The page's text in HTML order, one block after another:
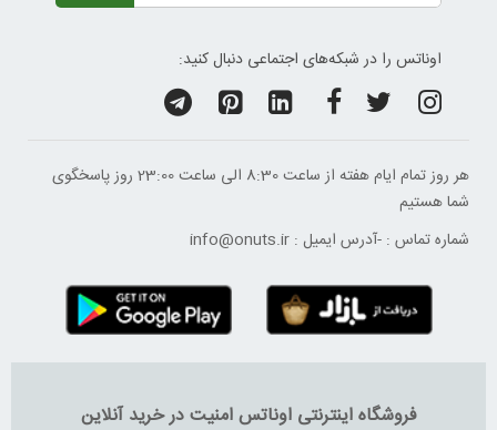
اوناتس را در شبکه‌های اجتماعی دنبال کنید:
هر روز تمام ایام هفته از ساعت 8:30 الی ساعت 23:00 ‌روز پاسخگوی
شما هستیم
شماره تماس : -آدرس ایمیل : info@onuts.ir
فروشگاه اینترنتی اوناتس امنیت در خرید آنلاین